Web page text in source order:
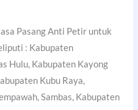
Pasang Anti Petir untuk
: Kabupaten
Hulu, Kabupaten Kayong
Kubu Raya,
Sambas, Kabupaten